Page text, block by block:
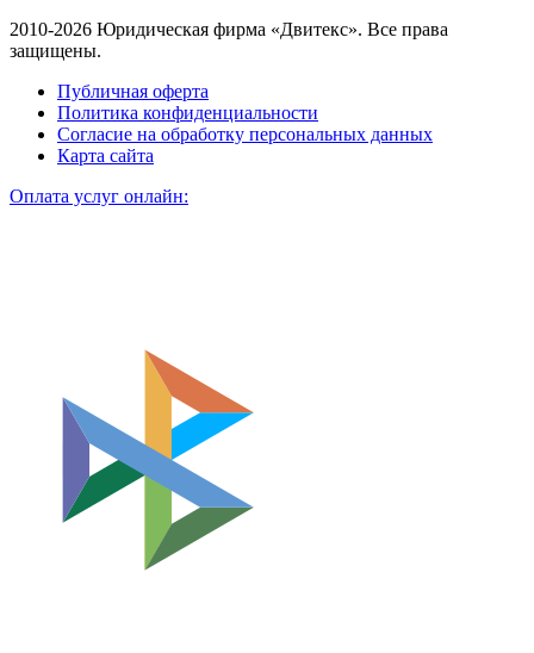
2010-2026 Юридическая фирма «Двитекс». Все права
защищены.
Публичная оферта
Политика конфиденциальности
Согласие на обработку персональных данных
Карта сайта
Оплата услуг онлайн: